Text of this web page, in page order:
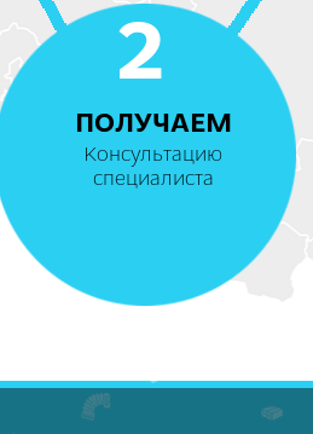
2
ПОЛУЧАЕМ
Консультацию
специалиста